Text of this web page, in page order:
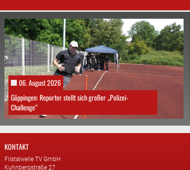
06. August 2026
Göppingen: Reporter stellt sich großer „Polizei-
Challenge“
KONTAKT
Filstalwelle TV GmbH
Kuhnbergstraße 27